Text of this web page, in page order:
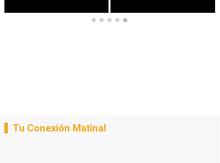
Tu Conexión Matinal